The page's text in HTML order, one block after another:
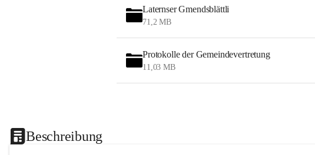
Laternser Gmendsblättli
71,2 MB
Protokolle der Gemeindevertretung
11,03 MB
Beschreibung